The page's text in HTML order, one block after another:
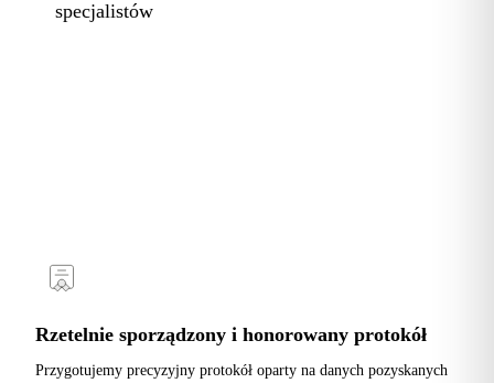
specjalistów
Rzetelnie sporządzony i honorowany protokół
Przygotujemy precyzyjny protokół oparty na danych pozyskanych